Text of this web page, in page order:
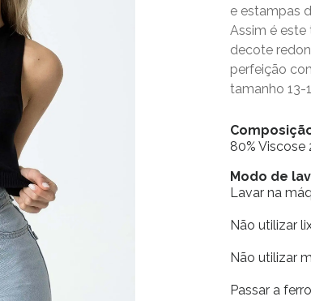
e estampas
Assim é
decote
perfeição
tamanho 13-
80% Viscose
Modo de
Lavar na
Não utilizar
Não utilizar
Passar a